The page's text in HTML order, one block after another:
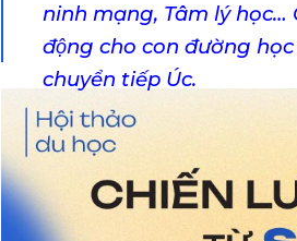
ninh mạng, Tâm lý học…
động cho con đường
chuyển tiếp Úc.